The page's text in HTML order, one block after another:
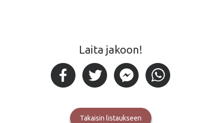
Laita jakoon!
takaisin listaukseen